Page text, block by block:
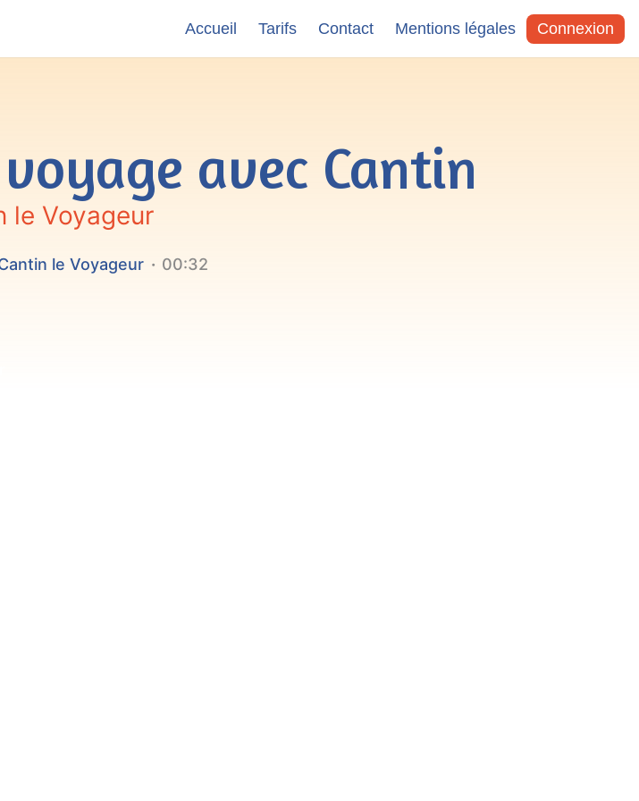
Accueil Tarifs Contact Mentions légales Connexion
avec Cantin
le Voyageur
le Voyageur 00:32